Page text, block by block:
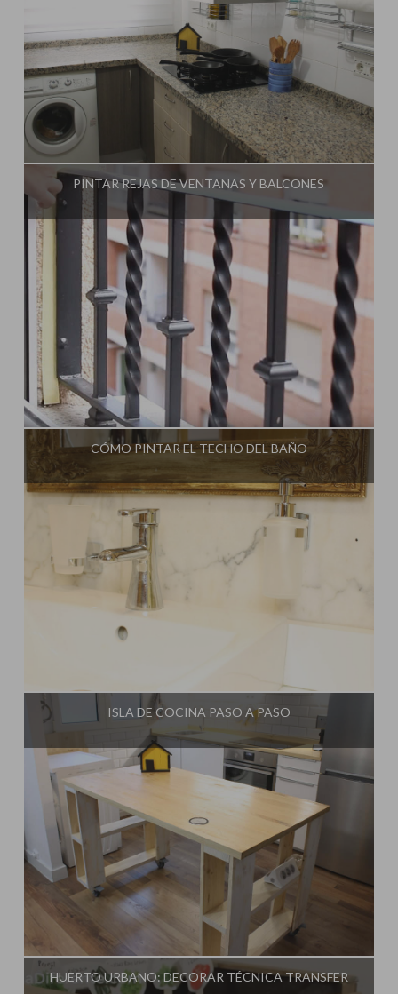
Una Casa Diferente
PINTAR REJAS DE VENTANAS Y BALCONES
Influencer: Una Casa Diferente
CÓMO PINTAR EL TECHO DEL BAÑO
ISLA DE COCINA PASO A PASO
Influencer: Una Casa Diferente
HUERTO URBANO: DECORAR TÉCNICA TRANSFER